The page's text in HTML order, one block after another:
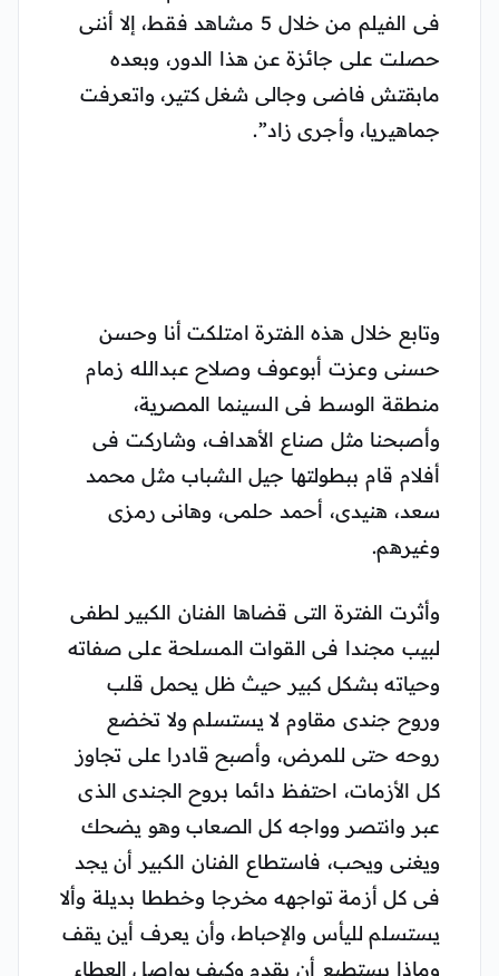
فى الفيلم من خلال 5 مشاهد فقط، إلا أننى
حصلت على جائزة عن هذا الدور، وبعده
مابقتش فاضى وجالى شغل كتير، واتعرفت
جماهيريا، وأجرى زاد”.
وتابع خلال هذه الفترة امتلكت أنا وحسن
حسنى وعزت أبوعوف وصلاح عبدالله زمام
منطقة الوسط فى السينما المصرية،
وأصبحنا مثل صناع الأهداف، وشاركت فى
أفلام قام ببطولتها جيل الشباب مثل محمد
سعد، هنيدى، أحمد حلمى، وهانى رمزى
وغيرهم.
وأثرت الفترة التى قضاها الفنان الكبير لطفى
لبيب مجندا فى القوات المسلحة على صفاته
وحياته بشكل كبير حيث ظل يحمل قلب
وروح جندى مقاوم لا يستسلم ولا تخضع
روحه حتى للمرض، وأصبح قادرا على تجاوز
كل الأزمات، احتفظ دائما بروح الجندى الذى
عبر وانتصر وواجه كل الصعاب وهو يضحك
ويغنى ويحب، فاستطاع الفنان الكبير أن يجد
فى كل أزمة تواجهه مخرجا وخططا بديلة وألا
يستسلم لليأس والإحباط، وأن يعرف أين يقف
وماذا يستطيع أن يقدم وكيف يواصل العطاء